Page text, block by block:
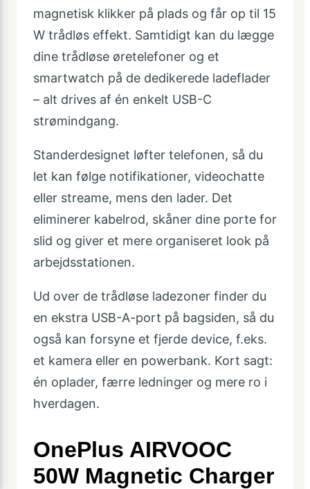
magnetisk klikker på plads og får op til 15
W trådløs effekt. Samtidigt kan du lægge
dine trådløse øretelefoner og et
smartwatch på de dedikerede ladeflader
– alt drives af én enkelt USB-C
strømindgang.
Standerdesignet løfter telefonen, så du
let kan følge notifikationer, videochatte
eller streame, mens den lader. Det
eliminerer kabelrod, skåner dine porte for
slid og giver et mere organiseret look på
arbejdsstationen.
Ud over de trådløse ladezoner finder du
en ekstra USB-A-port på bagsiden, så du
også kan forsyne et fjerde device, f.eks.
et kamera eller en powerbank. Kort sagt:
én oplader, færre ledninger og mere ro i
hverdagen.
OnePlus AIRVOOC
50W Magnetic Charger